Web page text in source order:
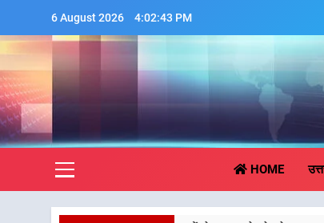
content
6 August 2026 4:02:44 PM
HOME